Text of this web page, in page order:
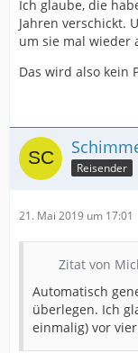
Ich glaube, die
Jahren verschickt.
um sie mal wieder
Das wird also kein
Reisender
21. Mai 2019 um 17:01
Zitat von
Automatisch
überlegen. Ich
einmalig) vor